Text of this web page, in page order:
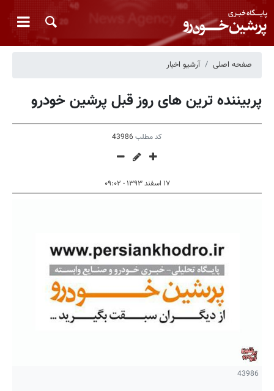
صفحه اصلی آرشیو اخبار
پربیننده ترین های روز قبل پرشین خودرو
کد مطلب 43986
۱۷ اسفند ۱۳۹۳ - ۰۹:۰۲
43986